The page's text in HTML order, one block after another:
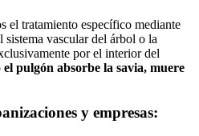
el tratamiento específico mediante
vascular del árbol o la
por el interior del
el pulgón absorbe la savia, muere
y empresas: